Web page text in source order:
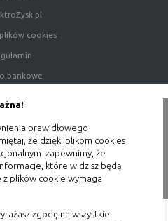
prawidłowego
że dzięki plikom cookies
zapewnimy, że
które widzisz będą
plików cookie wymaga
zgodę na wszystkie
cookies
bankowe
Blog
realizacji